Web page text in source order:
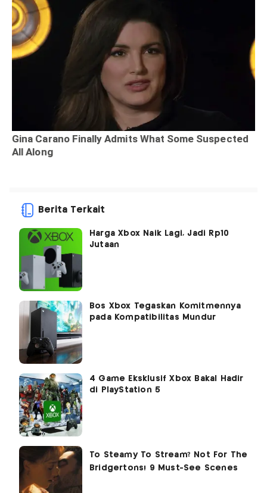
Berita Terkait
Harga Xbox Naik Lagi, Jadi Rp10
Jutaan
Bos Xbox Tegaskan Komitmennya
pada Kompatibilitas Mundur
4 Game Eksklusif Xbox Bakal Hadir
di PlayStation 5